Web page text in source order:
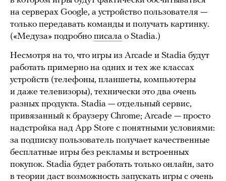
на серверах Google, а устройство пользователя —
только передавать команды и получать картинку.
(«Медуза» подробно писала о Stadia.)
Несмотря на то, что игры из Arcade и Stadia будут
работать примерно на одних и тех же классах
устройств (телефоны, планшеты, компьютеры
и даже телевизоры), технически это два очень
разных продукта. Stadia — отдельный сервис,
привязанный к браузеру Chrome; Arcade — просто
надстройка над App Store с понятными условиями:
за подписку пользователь получает качественные
бесплатные игры без рекламы и встроенных
покупок. Stadia будет работать только онлайн, зато
в теории даст возможность запускать игры с очень